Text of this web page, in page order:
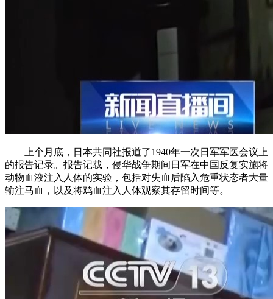
上个月底，日本共同社报道了1940年一次日军军医会议上
的报告记录。报告记载，侵华战争期间日军在中国反复实施将
动物血液注入人体的实验，包括对失血后陷入危重状态者大量
输注马血，以及将鸡血注入人体观察其存留时间等。